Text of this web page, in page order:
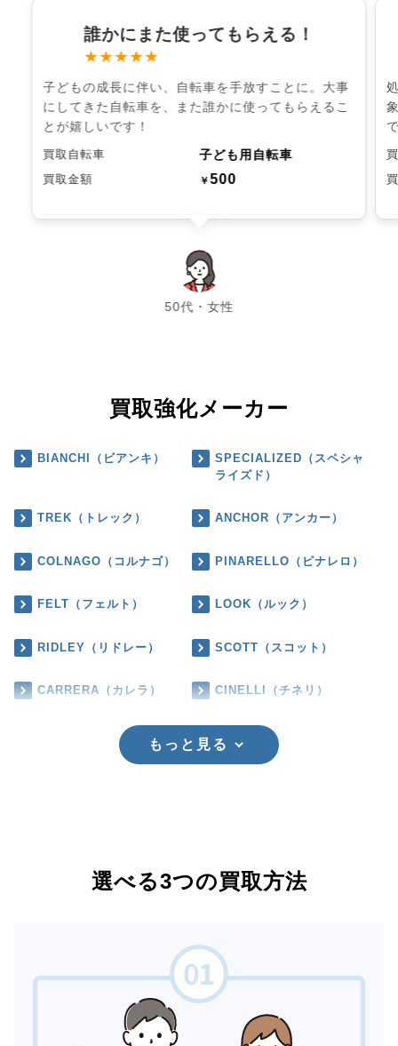
誰かにまた使ってもらえる！
★★★★★
子どもの成長に伴い、自転車を手放すことに。大事
にしてきた自転車を、また誰かに使ってもらえるこ
とが嬉しいです！
買取自転車 子ども用自転車
買取金額 ￥500
50代・女性
chevron_left chevron_right
買取強化メーカー
BIANCHI（ビアンキ）
SPECIALIZED（スペシャ
ライズド）
TREK（トレック） ANCHOR（アンカー）
COLNAGO（コルナゴ） PINARELLO（ピナレロ）
FELT（フェルト） LOOK（ルック）
RIDLEY（リドレー） SCOTT（スコット）
CARRERA（カレラ） CINELLI（チネリ）
もっと見る
選べる3つの買取方法